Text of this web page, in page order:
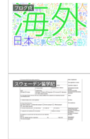
ブログ術
スウェーデン留学記